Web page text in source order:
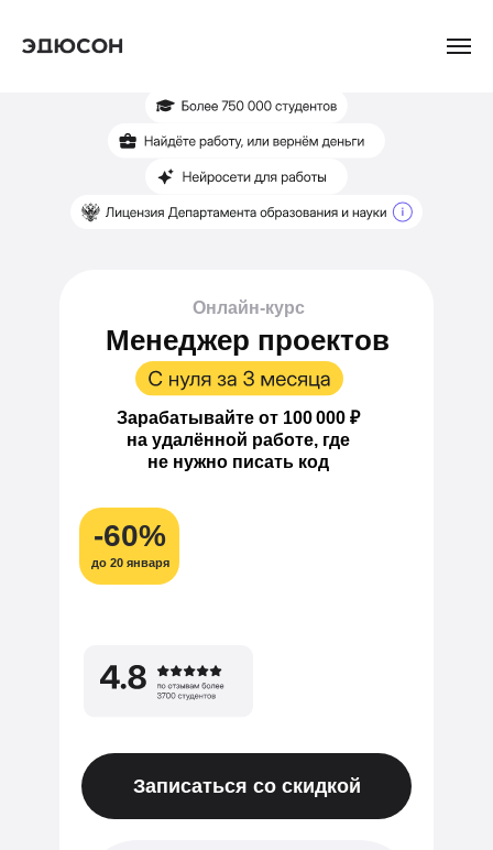
Менеджер проектов
Онлайн-курс
Записаться со скидкой
-60%
до 20 января
Зарабатывайте от 100 000 ₽
на удалённой работе, где
не нужно писать код